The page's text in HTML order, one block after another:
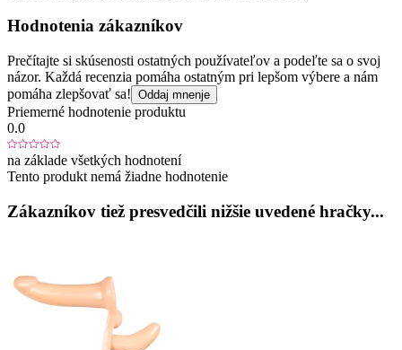
Hodnotenia zákazníkov
Prečítajte si skúsenosti ostatných používateľov a podeľte sa o svoj
názor. Každá recenzia pomáha ostatným pri lepšom výbere a nám
pomáha zlepšovať sa! Oddaj mnenje
Priemerné hodnotenie produktu
0.0
na základe všetkých hodnotení
Tento produkt nemá žiadne hodnotenie
Zákazníkov tiež presvedčili nižšie uvedené hračky...